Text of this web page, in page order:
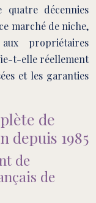
quatre décennies
marché de niche,
propriétaires
t-elle réellement
et les garanties
de
depuis 1985
de
de